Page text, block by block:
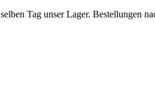
Tag unser Lager. Bestellungen